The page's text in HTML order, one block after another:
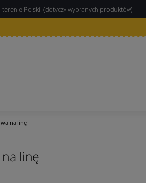
terenie Polski! (dotyczy wybranych produktów)
na linę
na linę